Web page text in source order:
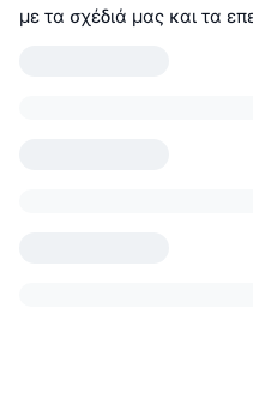
με τα σχέδιά μας και τα